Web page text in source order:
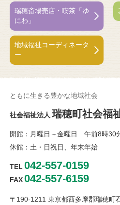
瑞穂斎場売店・喫茶「ゆ
にわ」
地域福祉コーディネータ
ー
ともに生きる豊かな地域社会
社会福祉法人 瑞穂町社会福
開館：月曜日～金曜日 午前8時30
休館：土・日祝日、年末年始
TEL 042-557-0159
FAX 042-557-6159
〒190-1211 東京都西多摩郡瑞穂町